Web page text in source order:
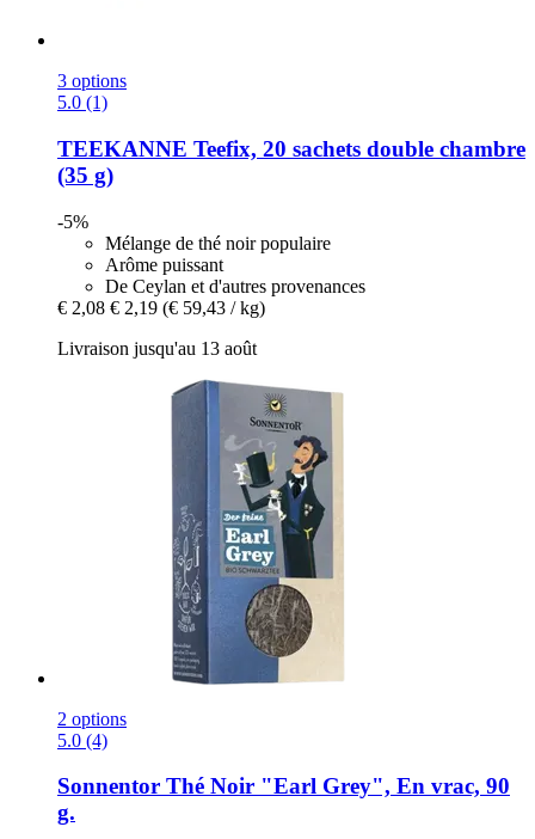
3 options
5.0 (1)
TEEKANNE Teefix, 20 sachets double chambre
(35 g)
-5%
Mélange de thé noir populaire
Arôme puissant
De Ceylan et d'autres provenances
€ 2,08 € 2,19 (€ 59,43 / kg)
Livraison jusqu'au 13 août
2 options
5.0 (4)
Sonnentor Thé Noir "Earl Grey", En vrac, 90
g.